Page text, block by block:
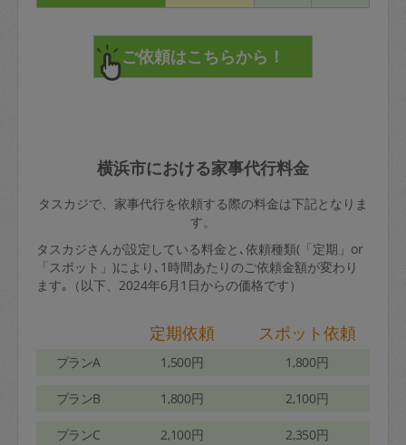
横浜市における家事代行料金
タスカジで、家事代行を依頼する際の料金は下記となりま
す。
タスカジさんが設定している料金と､依頼種類(「定期」or
「スポット」)により､1時間あたりのご依頼金額が変わり
ます｡（以下、2024年6月1日からの価格です）
定期依頼 スポット依頼
プランA 1,500円 1,800円
プランB 1,800円 2,100円
プランC 2,100円 2,350円